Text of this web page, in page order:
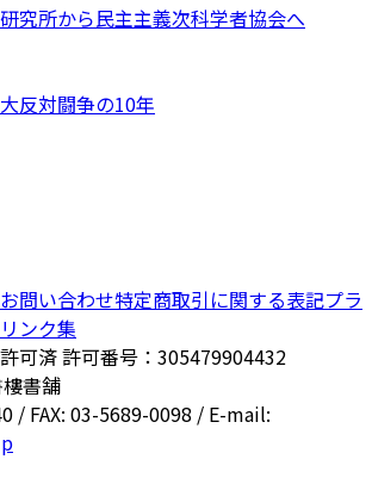
所から民主主義次科学者協会へ
反対闘争の10年
お問い合わせ特定商取引に関する表記プラ
リンク集
可済 許可番号：305479904432
書舗
/ FAX: 03-5689-0098 / E-mail: